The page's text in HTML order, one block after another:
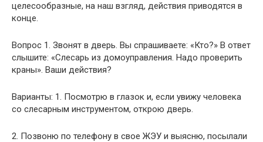
целесообразные, на наш взгляд, действия приводятся в
конце.
Вопрос 1. Звонят в дверь. Вы спрашиваете: «Кто?» В ответ
слышите: «Слесарь из домоуправления. Надо проверить
краны». Ваши действия?
Варианты: 1. Посмотрю в глазок и, если увижу человека
со слесарным инструментом, открою дверь.
2. Позвоню по телефону в свое ЖЭУ и выясню, посылали